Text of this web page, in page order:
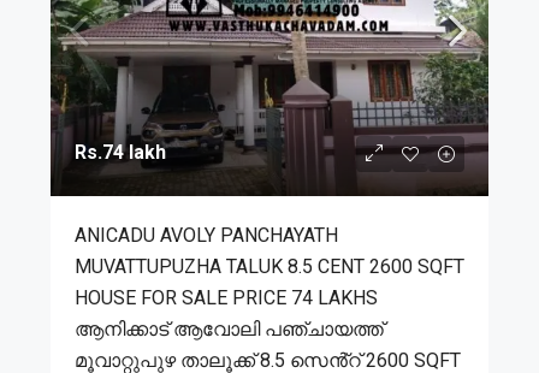
Rs.74 lakh
ANICADU AVOLY PANCHAYATH
MUVATTUPUZHA TALUK 8.5 CENT 2600 SQFT
HOUSE FOR SALE PRICE 74 LAKHS
ആനിക്കാട് ആവോലി പഞ്ചായത്ത്
മൂവാറ്റുപുഴ താലൂക്ക് 8.5 സെൻ്റ് 2600 SQFT